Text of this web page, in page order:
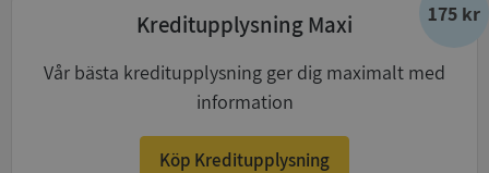
175 kr
Kreditupplysning Maxi
Vår bästa kreditupplysning ger dig maximalt med
information
Köp Kreditupplysning